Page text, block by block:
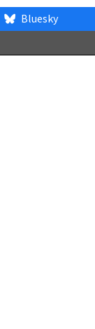
Bluesky